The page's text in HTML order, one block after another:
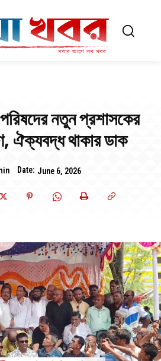
পরিষদের নতুন প্রশাসকের
ঐক্যবদ্ধ থাকার ডাক
Date: June 6, 2026